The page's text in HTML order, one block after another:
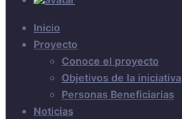
Inicio
Proyecto
Conoce el proyecto
Objetivos de la iniciativa
Personas Beneficiarias
Noticias